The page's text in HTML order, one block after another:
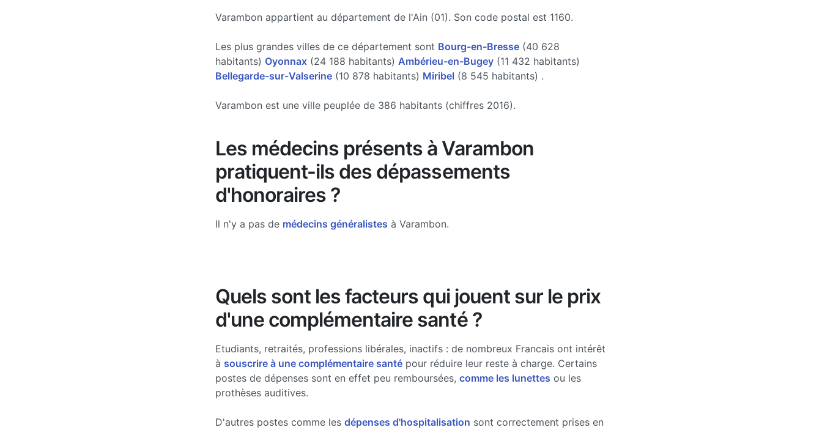
Varambon appartient au département de l'Ain (01). Son code postal est 1160.
Les plus grandes villes de ce département sont Bourg-en-Bresse(40 628
habitants) Oyonnax(24 188 habitants) Ambérieu-en-Bugey(11 432 habitants)
Bellegarde-sur-Valserine(10 878 habitants) Miribel (8 545 habitants) .
Varambon est une ville peuplée de 386 habitants (chiffres 2016).
Les médecins présents à Varambon
pratiquent-ils des dépassements
d'honoraires ?
Il n'y a pas de médecins généralistes à Varambon.
Quels sont les facteurs qui jouent sur le prix
d'une complémentaire santé ?
Etudiants, retraités, professions libérales, inactifs : de nombreux Francais ont intérêt
à souscrire à une complémentaire santépour réduire leur reste à charge. Certains
postes de dépenses sont en effet peu remboursées, comme les lunettes ou les
prothèses auditives.
D'autres postes comme les dépenses d'hospitalisation sont correctement prises en